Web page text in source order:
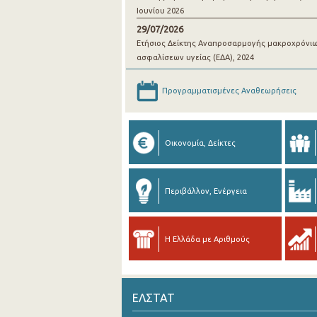
Ιουνίου 2026
29/07/2026
Ετήσιος Δείκτης Αναπροσαρμογής
ασφαλίσεων υγείας (ΕΔΑ), 2024
Προγραμματισμένες Αναθεωρήσεις
Οικονομία, Δείκτες
Περιβάλλον, Ενέργεια
Η Ελλάδα με Αριθμούς
ΕΛΣΤΑΤ